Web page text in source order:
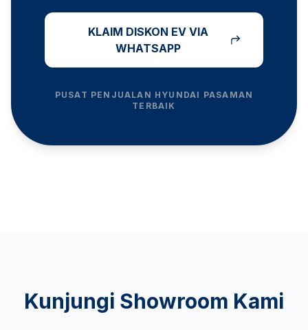
KLAIM DISKON EV VIA
WHATSAPP
PUSAT PENJUALAN HYUNDAI PASAMAN
TERBAIK
Kunjungi Showroom Kami